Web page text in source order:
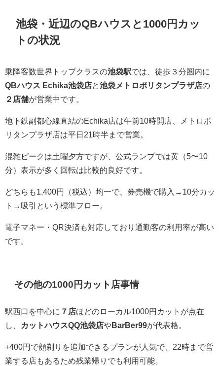
池袋・近辺のQBハウスと1000円カッ
トの状況
乗降客数世界トップクラスの池袋駅では、徒歩３分圏内に
QBハウス Echika池袋店と池袋メトロポリタンプラザ店の
２店舗が営業中です。
地下鉄副都心線直結のEchika店は午前10時開店、メトロポ
リタンプラザ店は平日21時半まで営業。
混雑ピークは土曜夕方ですが、公式ランプでは黄（5〜10
分）表示が多く回転は比較的良好です。
どちらも1,400円（税込）均一で、券売機で購入→10分カッ
ト→吸引という標準フロー。
電子マネー・QR決済も対応しており通勤客の利用率が高い
です。
その他の1000円カット店事情
駅西口を中心に ７店ほどのローカル1000円カットが点在
し、
カットハウスQQ池袋店やBarBer99が代表格。
+400円で顔剃りを追加できるプランが人気で、22時まで営
業する店もあるため残業帰りでも利用可能。